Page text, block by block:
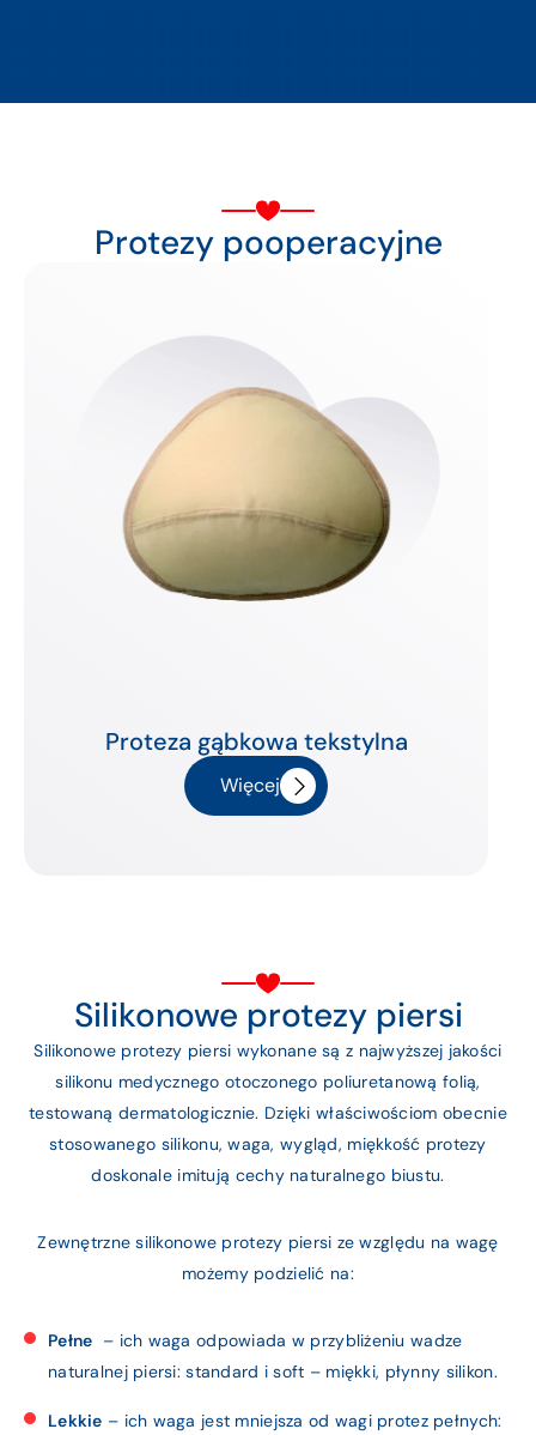
Protezy pooperacyjne
Proteza gąbkowa tekstylna
Więcej
Silikonowe protezy piersi
Silikonowe protezy piersi wykonane są z najwyższej jakości
silikonu medycznego otoczonego poliuretanową folią,
testowaną dermatologicznie. Dzięki właściwościom obecnie
stosowanego silikonu, waga, wygląd, miękkość protezy
doskonale imitują cechy naturalnego biustu.
Zewnętrzne silikonowe protezy piersi ze względu na wagę
możemy podzielić na:
Pełne – ich waga odpowiada w przybliżeniu wadze
naturalnej piersi: standard i soft – miękki, płynny silikon.
Lekkie – ich waga jest mniejsza od wagi protez pełnych: